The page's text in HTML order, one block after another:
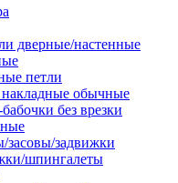
дверные/настенные
петли
обычные
без врезки
задвижки
шпингалеты